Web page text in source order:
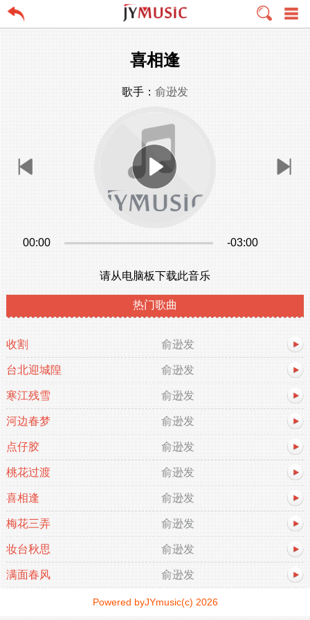
喜相逢
歌手：俞逊发
00:00 -03:00
请从电脑板下载此音乐
热门歌曲
收割 俞逊发
台北迎城隍 俞逊发
寒江残雪 俞逊发
河边春梦 俞逊发
点仔胶 俞逊发
桃花过渡 俞逊发
喜相逢 俞逊发
梅花三弄 俞逊发
妆台秋思 俞逊发
满面春风 俞逊发
Powered byJYmusic(c) 2026